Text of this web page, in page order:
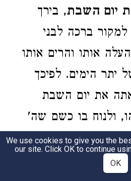
יום השבת, בירך
ברכה לבני
אותו והרים אותו
יתר הימים. לפיכך
את יום השבת
ולנוח בו כשם שה'
מעל השטח של
תשתחרר מסבל
We use cookies to give you the
our site. Click OK to continue
OK